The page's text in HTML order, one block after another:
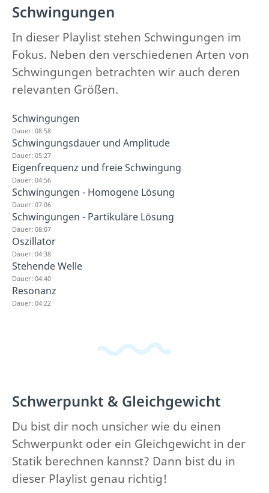
Schwingungen
In dieser Playlist stehen Schwingungen im
Fokus. Neben den verschiedenen Arten von
Schwingungen betrachten wir auch deren
relevanten Größen.
Schwingungen
Dauer: 08:58
Schwingungsdauer und Amplitude
Dauer: 05:27
Eigenfrequenz und freie Schwingung
Dauer: 04:56
Schwingungen - Homogene Lösung
Dauer: 07:06
Schwingungen - Partikuläre Lösung
Dauer: 08:07
Oszillator
Dauer: 04:38
Stehende Welle
Dauer: 04:40
Resonanz
Dauer: 04:22
Schwerpunkt & Gleichgewicht
Du bist dir noch unsicher wie du einen
Schwerpunkt oder ein Gleichgewicht in der
Statik berechnen kannst? Dann bist du in
dieser Playlist genau richtig!